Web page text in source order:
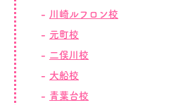
川崎ルフロン校
元町校
二俣川校
大船校
青葉台校